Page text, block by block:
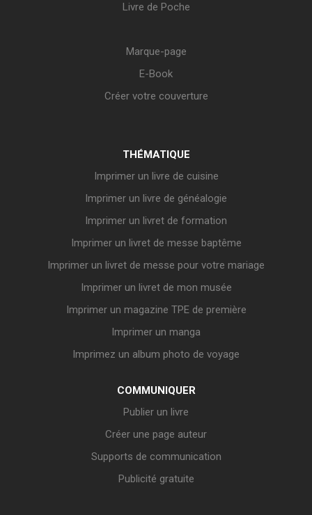
Livre de Poche
Marque-page
E-Book
Créer votre couverture
THÉMATIQUE
Imprimer un livre de cuisine
Imprimer un livre de généalogie
Imprimer un livret de formation
Imprimer un livret de messe baptême
Imprimer un livret de messe pour votre mariage
Imprimer un livret de mon musée
Imprimer un magazine TPE de première
Imprimer un manga
Imprimez un album photo de voyage
COMMUNIQUER
Publier un livre
Créer une page auteur
Supports de communication
Publicité gratuite